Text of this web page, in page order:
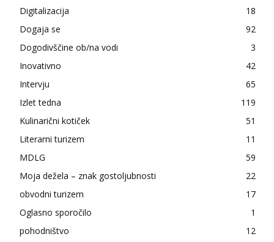
Digitalizacija
18
Dogaja se
92
Dogodivščine ob/na vodi
3
Inovativno
42
Intervju
65
Izlet tedna
119
Kulinarični kotiček
51
Literarni turizem
11
MDLG
59
Moja dežela – znak gostoljubnosti
22
obvodni turizem
17
Oglasno sporočilo
1
pohodništvo
12